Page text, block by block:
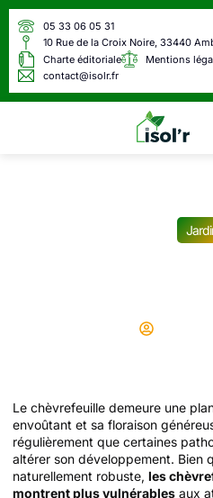
05 33 06 05 31
10 Rue de la Croix Noire, 33440
Charte éditoriale
Mentions
contact@isolr.fr
Le chèvrefeuille demeure une
envoûtant et sa floraison
régulièrement que certaines
altérer son développement. Bien
naturellement robuste, les
montrent plus vulnérables aux